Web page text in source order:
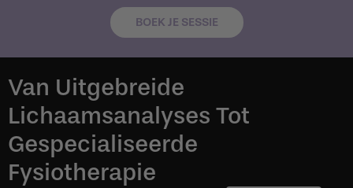
BOEK JE SESSIE
Van Uitgebreide
Lichaamsanalyses Tot
Gespecialiseerde
Fysiotherapie